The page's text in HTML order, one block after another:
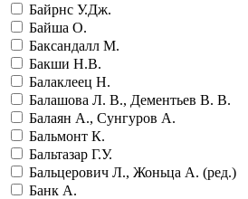
Байрнс У.Дж.
Байша О.
Баксандалл М.
Бакши Н.В.
Балаклеец Н.
Балашова Л. В., Дементьев В. В.
Балаян А., Сунгуров А.
Бальмонт К.
Бальтазар Г.У.
Бальцерович Л., Жоньца А. (ред.)
Банк А.